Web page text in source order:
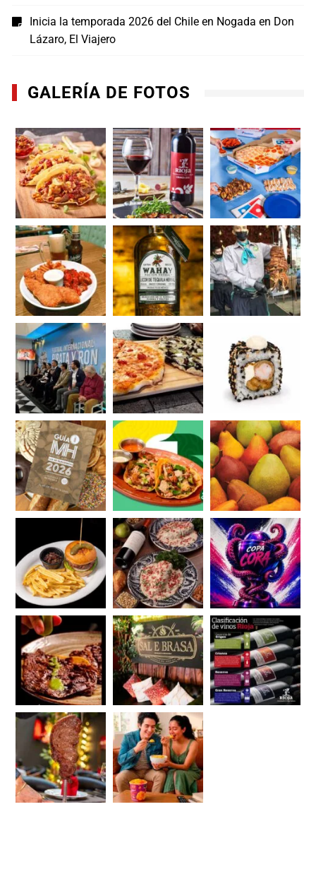
Inicia la temporada 2026 del Chile en Nogada en Don
Lázaro, El Viajero
GALERÍA DE FOTOS